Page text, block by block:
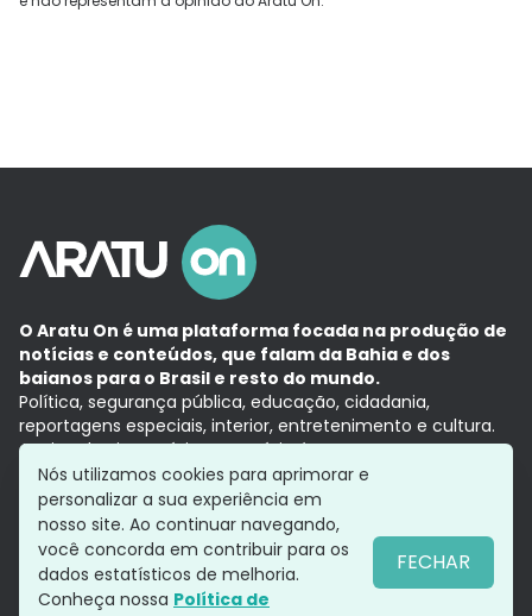
O Aratu On é uma plataforma focada na produção de
notícias e conteúdos, que falam da Bahia e dos
baianos para o Brasil e resto do mundo.
Política, segurança pública, educação, cidadania,
reportagens especiais, interior, entretenimento e cultura.
Aqui, tudo vira notícia e a notícia é no tempo presente,
com a credibilidade do Grupo Aratu.
Grupo Aratu
Política de privacidade
Siga-nos
Nós utilizamos cookies para aprimorar e
personalizar a sua experiência em
nosso site. Ao continuar navegando,
você concorda em contribuir para os
dados estatísticos de melhoria.
Conheça nossa Política de
FECHAR